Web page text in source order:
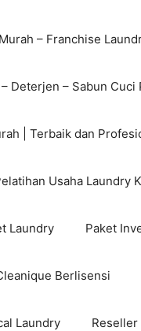
– Franchise
Deterjen – Sabun
| Terbaik dan
Usaha Laundry
Laundry Paket
Berlisensi
Laundry